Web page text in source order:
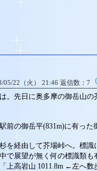
05/22（火） 21:46 返信数：7
。先日に奥多摩の御岳山
前の御岳平(831m)に有っ
経由して芥場峠へ。標識
で展望が無く何の標識類も
高岩山 1011.8m ←左へ数